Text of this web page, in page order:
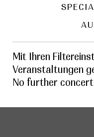
Mit Ihren
Veranstaltungen
No further